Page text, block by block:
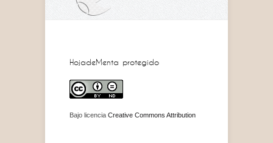
HojadeMenta protegido
Bajo licencia Creative Commons Attribution